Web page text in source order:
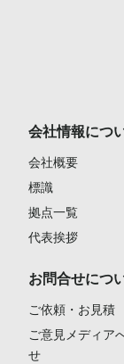
会社情報につ
会社概要
標識
拠点一覧
代表挨拶
お問合せにつ
ご依頼・お見積
ご意見メディア
せ